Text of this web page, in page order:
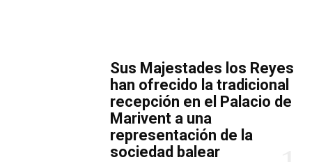
​Sus Majestades los Reyes
han ofrecido la tradicional
recepción en el Palacio de
Marivent​ a una
representación de la
sociedad balear